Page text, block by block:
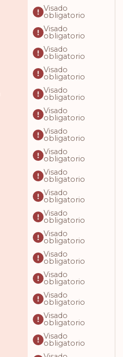
Visado
obligatorio
Visado
obligatorio
Visado
obligatorio
Visado
obligatorio
Visado
obligatorio
Visado
obligatorio
Visado
obligatorio
Visado
obligatorio
Visado
obligatorio
Visado
obligatorio
Visado
obligatorio
Visado
obligatorio
Visado
obligatorio
Visado
obligatorio
Visado
obligatorio
Visado
obligatorio
Visado
obligatorio